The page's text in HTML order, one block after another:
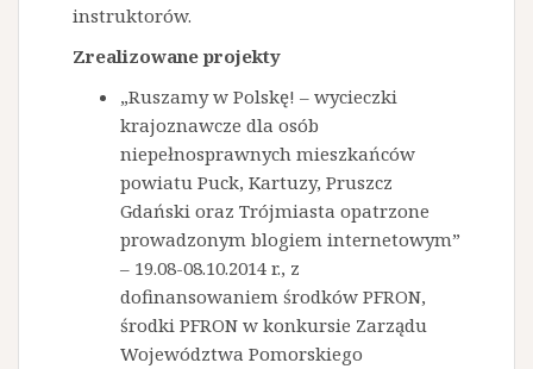
instruktorów.
Zrealizowane projekty
„Ruszamy w Polskę! – wycieczki
krajoznawcze dla osób
niepełnosprawnych mieszkańców
powiatu Puck, Kartuzy, Pruszcz
Gdański oraz Trójmiasta opatrzone
prowadzonym blogiem internetowym”
– 19.08-08.10.2014 r., z
dofinansowaniem środków PFRON,
środki PFRON w konkursie Zarządu
Województwa Pomorskiego